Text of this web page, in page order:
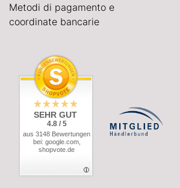
Metodi di pagamento e
coordinate bancarie
SEHR GUT
4.8 / 5
aus 3148 Bewertungen
bei: google.com,
shopvote.de